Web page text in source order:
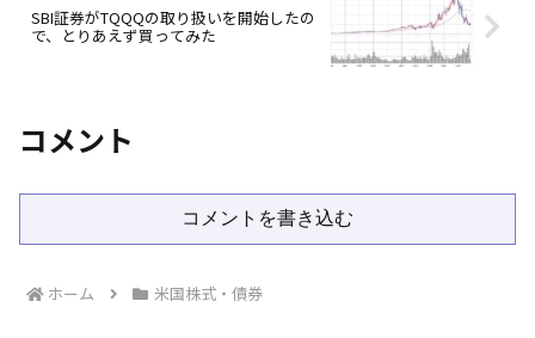
SBI証券がTQQQの取り扱いを開始したの
で、とりあえず買ってみた
コメント
コメントを書き込む
ホーム 米国株式・債券